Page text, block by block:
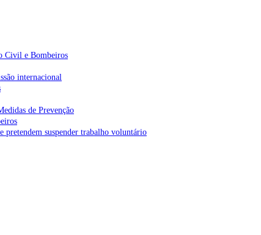
Civil e Bombeiros
internacional
de Prevenção
pretendem suspender trabalho voluntário